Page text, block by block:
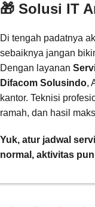
🎁 Solusi IT
Di tengah padatnya
sebaiknya jangan
Dengan layanan
Difacom Solusindo,
kantor. Teknisi
ramah, dan hasil
Yuk, atur jadwal
normal, aktivitas